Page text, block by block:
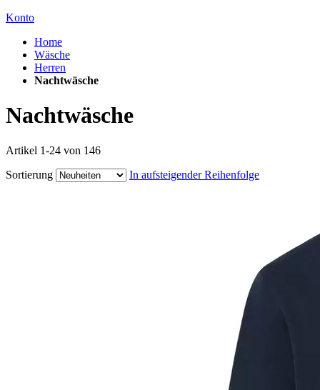
Konto
Home
Wäsche
Herren
Nachtwäsche
Nachtwäsche
Artikel 1-24 von 146
Sortierung
In aufsteigender Reihenfolge